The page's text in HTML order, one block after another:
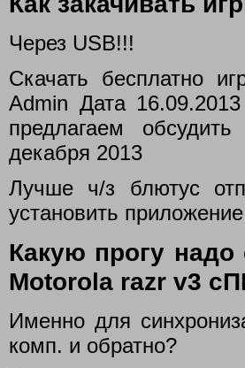
Через USB!!!
Скачать бесплатно
Admin Дата
предлагаем
декабря 2013
Лучше ч/з блютус
установить приложение
Какую прогу надо
Motorola razr v3
Именно для
комп. и обратно?